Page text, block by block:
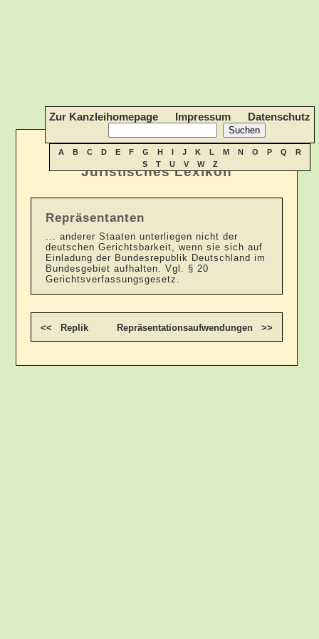
Juristisches Lexikon
Zur Kanzleihomepage Impressum Datenschutz
A B C D E F G H I J K L M N O P Q
R
S
T U V W Z
Repräsentanten
... anderer Staaten unterliegen nicht der
deutschen Gerichtsbarkeit, wenn sie sich auf
Einladung der Bundesrepublik Deutschland im
Bundesgebiet aufhalten. Vgl. § 20
Gerichtsverfassungsgesetz.
<< Replik Repräsentationsaufwendungen >>